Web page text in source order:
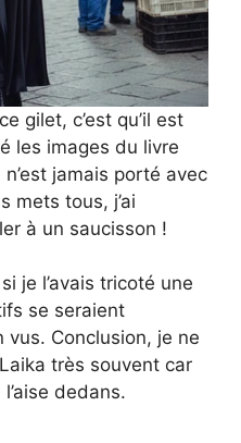
gilet, c’est qu’il est
les images du livre
jamais porté avec
mets tous, j’ai
à un saucisson !
je l’avais tricoté une
se seraient
Conclusion, je ne
très souvent car
dedans.